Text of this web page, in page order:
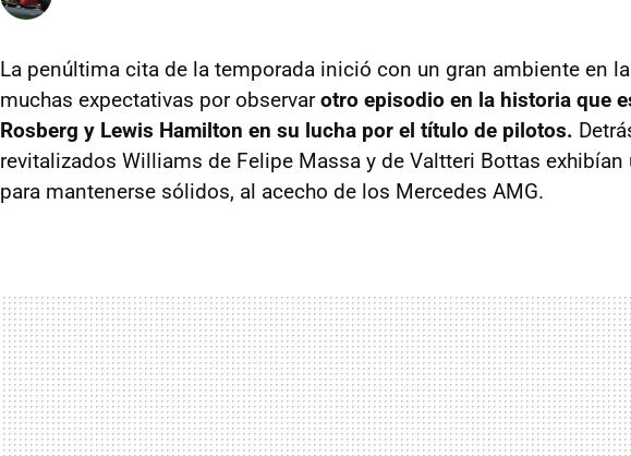
La penúltima cita de la temporada inició con un gran ambiente en
muchas expectativas por observarotro episodio en la historia que
Rosberg y Lewis Hamilton en su lucha por el título de pilotos.
revitalizados Williams de Felipe Massa y de Valtteri Bottas
para mantenerse sólidos, al acecho de los Mercedes AMG.